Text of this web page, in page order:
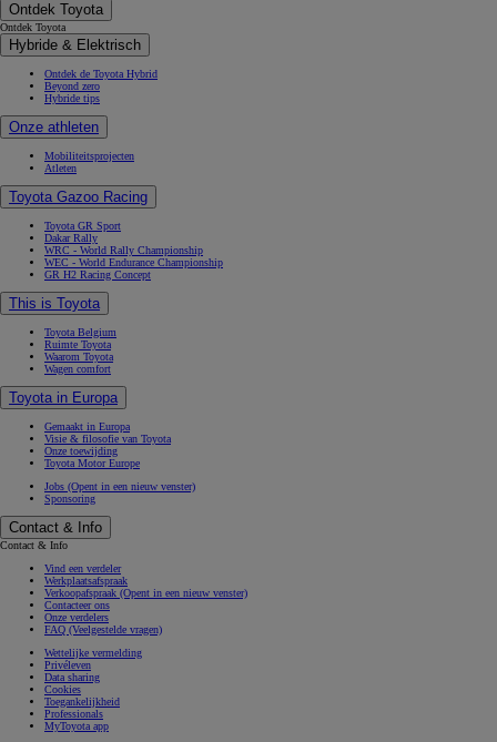
Ontdek Toyota
Ontdek Toyota
Hybride & Elektrisch
Ontdek de Toyota Hybrid
Beyond zero
Hybride tips
Onze athleten
Mobiliteitsprojecten
Atleten
Toyota Gazoo Racing
Toyota GR Sport
Dakar Rally
WRC - World Rally Championship
WEC - World Endurance Championship
GR H2 Racing Concept
This is Toyota
Toyota Belgium
Ruimte Toyota
Waarom Toyota
Wagen comfort
Toyota in Europa
Gemaakt in Europa
Visie & filosofie van Toyota
Onze toewijding
Toyota Motor Europe
Jobs (Opent in een nieuw venster)
Sponsoring
Contact & Info
Contact & Info
Vind een verdeler
Werkplaatsafspraak
Verkoopafspraak (Opent in een nieuw venster)
Contacteer ons
Onze verdelers
FAQ (Veelgestelde vragen)
Wettelijke vermelding
Privéleven
Data sharing
Cookies
Toegankelijkheid
Professionals
MyToyota app